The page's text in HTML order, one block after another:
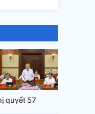
quyết 57